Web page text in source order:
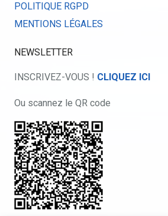
POLITIQUE RGPD
MENTIONS LÉGALES
NEWSLETTER
INSCRIVEZ-VOUS ! CLIQUEZ ICI
Ou scannez le QR code